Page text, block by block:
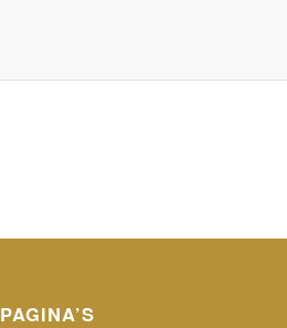
PAGINA’S